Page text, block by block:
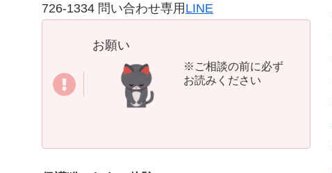
726-1334 問い合わせ専用 LINE
お願い
※ご相談の前に必ず
お読みください